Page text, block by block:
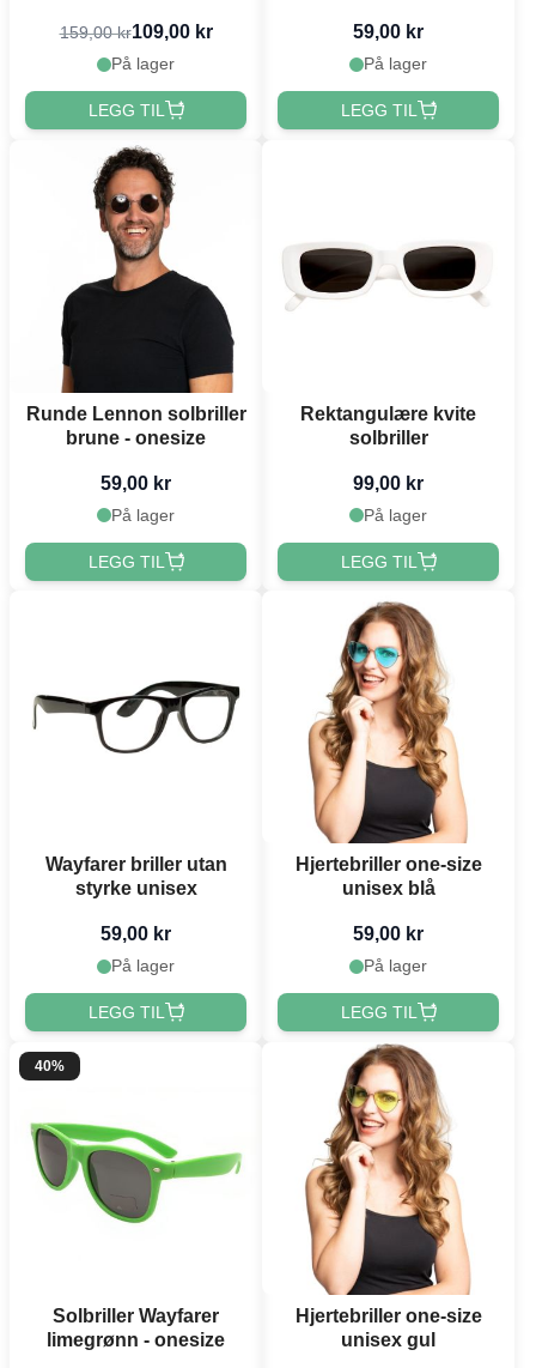
159,00 kr109,00 kr
På lager
LEGG TIL
59,00 kr
På lager
LEGG TIL
Runde Lennon solbriller
brune - onesize
59,00 kr
På lager
LEGG TIL
Rektangulære kvite
solbriller
99,00 kr
På lager
LEGG TIL
Wayfarer briller utan
styrke unisex
59,00 kr
På lager
LEGG TIL
Hjertebriller one-size
unisex blå
59,00 kr
På lager
LEGG TIL
40%
Solbriller Wayfarer
limegrønn - onesize
Hjertebriller one-size
unisex gul